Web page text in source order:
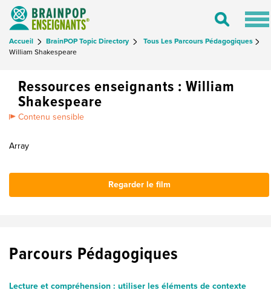
Toggle
Accueil BrainPOP Topic Directory
Tous Les Parcours Pédagogiques
William Shakespeare
Ressources enseignants : William
Shakespeare
Contenu sensible
Array
Regarder le film
Parcours Pédagogiques
Lecture et compréhension : utiliser les éléments de contexte